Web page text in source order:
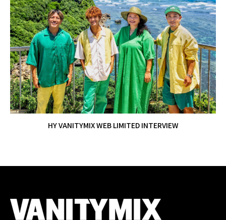
HY VANITYMIX WEB LIMITED INTERVIEW